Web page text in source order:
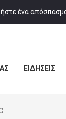
ένα
ΕΙΔΉΣΕΙΣ